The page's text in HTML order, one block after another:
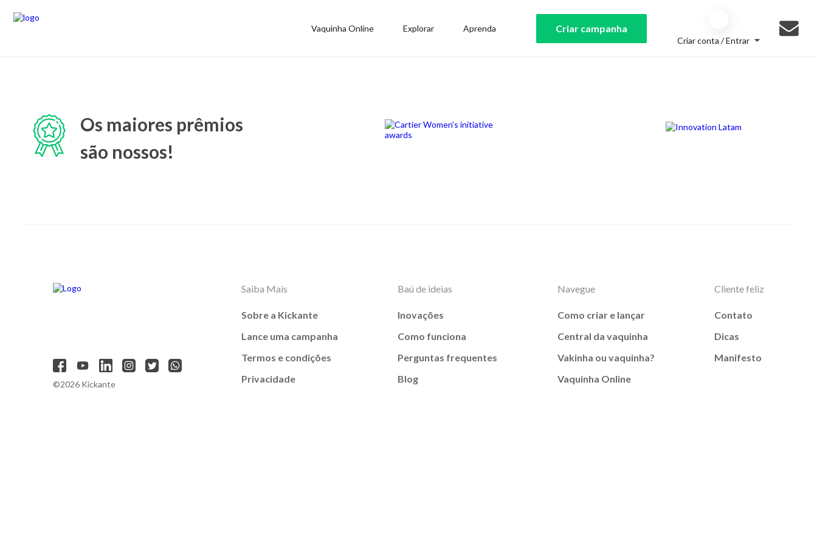
Vaquinha Online Explorar Aprenda Criar campanha
Criar conta / Entrar
Os maiores prêmios
são nossos!
©2026 Kickante
Saiba Mais
Sobre a Kickante
Lance uma campanha
Termos e condições
Privacidade
Baú de ideias
Inovações
Como funciona
Perguntas frequentes
Blog
Navegue
Como criar e lançar
Central da vaquinha
Vakinha ou vaquinha?
Vaquinha Online
Cliente feliz
Contato
Dicas
Manifesto